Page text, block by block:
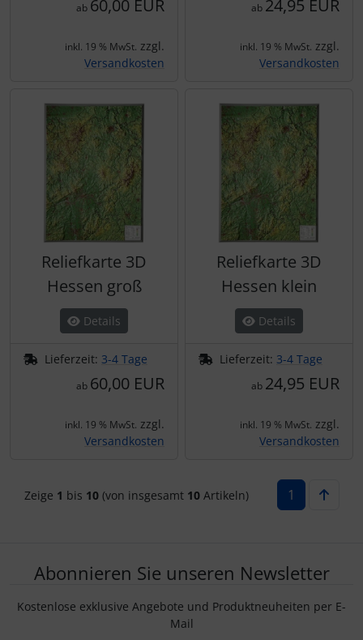
ab 60,00 EUR
inkl. 19 % MwSt. zzgl.
Versandkosten
ab 24,95 EUR
inkl. 19 % MwSt. zzgl.
Versandkosten
Reliefkarte 3D
Hessen groß
Details
Lieferzeit: 3-4 Tage
ab 60,00 EUR
inkl. 19 % MwSt. zzgl.
Versandkosten
Reliefkarte 3D
Hessen klein
Details
Lieferzeit: 3-4 Tage
ab 24,95 EUR
inkl. 19 % MwSt. zzgl.
Versandkosten
Zeige 1 bis 10(von insgesamt 10Artikeln) 1
Abonnieren Sie unseren Newsletter
Kostenlose exklusive Angebote und Produktneuheiten per E-
Mail